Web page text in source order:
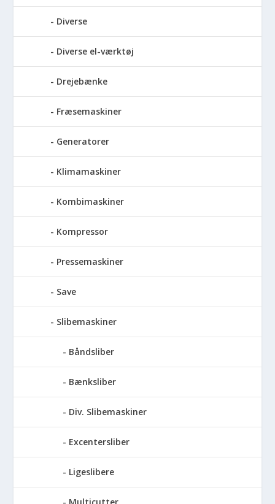
Diverse
Diverse el-værktøj
Drejebænke
Fræsemaskiner
Generatorer
Klimamaskiner
Kombimaskiner
Kompressor
Pressemaskiner
Save
Slibemaskiner
Båndsliber
Bænksliber
Div. Slibemaskiner
Excentersliber
Ligeslibere